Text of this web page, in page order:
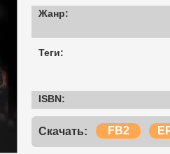
Жанр:
Теги:
ISBN:
Скачать: FB2